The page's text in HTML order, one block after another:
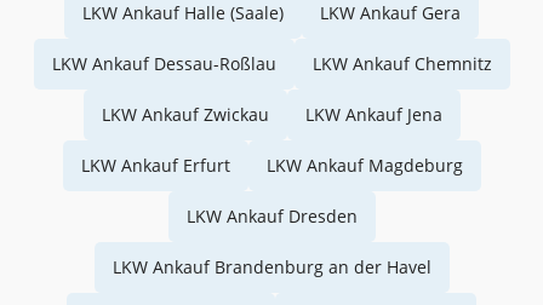
LKW Ankauf Halle (Saale) LKW Ankauf Gera
LKW Ankauf Dessau-Roßlau LKW Ankauf Chemnitz
LKW Ankauf Zwickau LKW Ankauf Jena
LKW Ankauf Erfurt LKW Ankauf Magdeburg
LKW Ankauf Dresden
LKW Ankauf Brandenburg an der Havel